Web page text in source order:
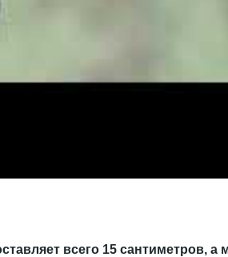
всего 15 сантиметров, а